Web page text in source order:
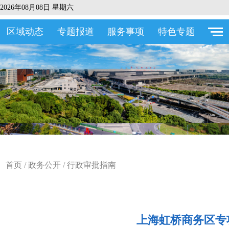
2026年08月08日 星期六
区域动态 专题报道 服务事项 特色专题
首页 /政务公开 /行政审批指南
上海虹桥商务区